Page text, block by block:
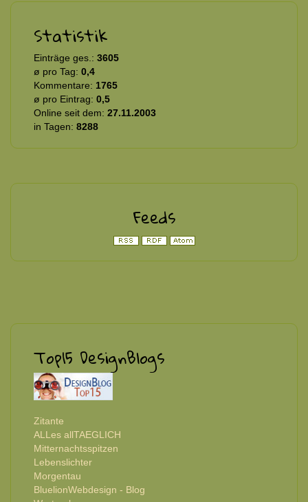
Statistik
Einträge ges.: 3605
ø pro Tag: 0,4
Kommentare: 1765
ø pro Eintrag: 0,5
Online seit dem: 27.11.2003
in Tagen: 8288
Feeds
Top15 DesignBlogs
Zitante
ALLes allTAEGLICH
Mitternachtsspitzen
Lebenslichter
Morgentau
BluelionWebdesign - Blog